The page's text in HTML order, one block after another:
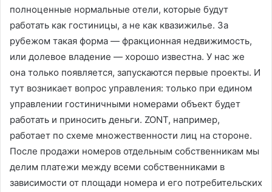
полноценные нормальные отели, которые будут
работать как гостиницы, а не как квазижилье. За
рубежом такая форма — фракционная недвижимость,
или долевое владение — хорошо известна. У нас же
она только появляется, запускаются первые проекты. И
тут возникает вопрос управления: только при едином
управлении гостиничными номерами объект будет
работать и приносить деньги. ZONT, например,
работает по схеме множественности лиц на стороне.
После продажи номеров отдельным собственникам мы
делим платежи между всеми собственниками в
зависимости от площади номера и его потребительских